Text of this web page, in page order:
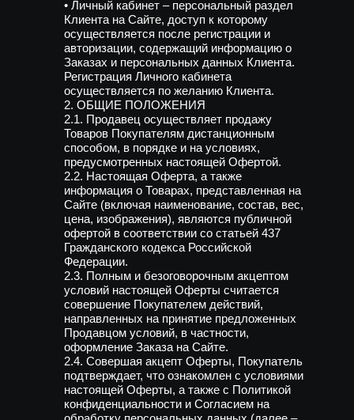
• Личный кабинет – персональный раздел
Клиента на Сайте, доступ к которому
осуществляется после регистрации и
авторизации, содержащий информацию о
Заказах и персональных данных Клиента.
Регистрация Личного кабинета
осуществляется по желанию Клиента.
2. ОБЩИЕ ПОЛОЖЕНИЯ
2.1. Продавец осуществляет продажу
Товаров Покупателям дистанционным
способом, в порядке и на условиях,
предусмотренных настоящей Офертой.
2.2. Настоящая Оферта, а также
информация о Товарах, представленная на
Сайте (включая наименование, состав, вес,
цена, изображения), являются публичной
офертой в соответствии со статьей 437
Гражданского кодекса Российской
Федерации.
2.3. Полным и безоговорочным акцептом
условий настоящей Оферты считается
совершение Покупателем действий,
направленных на принятие предложенных
Продавцом условий, в частности,
оформление Заказа на Сайте.
2.4. Совершая акцепт Оферты, Покупатель
подтверждает, что ознакомлен с условиями
настоящей Оферты, а также с Политикой
конфиденциальности и Согласием на